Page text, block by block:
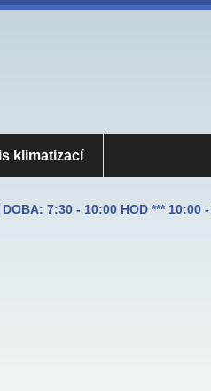
klimatizací
DOBA: 7:30 - 10:00 HOD *** 10:00